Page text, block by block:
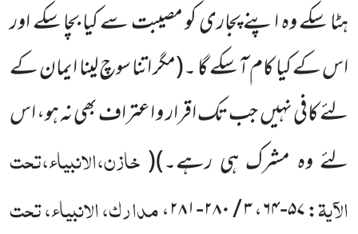
ہٹا سکے وہ اپنے پجاری کو مصیبت سے کیا بچا سکے اور
اس کے کیا کام آ سکے گا ۔(مگر اتنا سوچ لینا ایمان کے
لئے کافی نہیں جب تک اقرار و اعتراف بھی نہ ہو، اس
لئے وہ مشرک ہی رہے۔)( خازن،الانبیاء،تحت
الآیۃ:۵۷-۶۴ ،۳ / ۲۸۰-۲۸۱ ،مدارک، الانبیاء، تحت